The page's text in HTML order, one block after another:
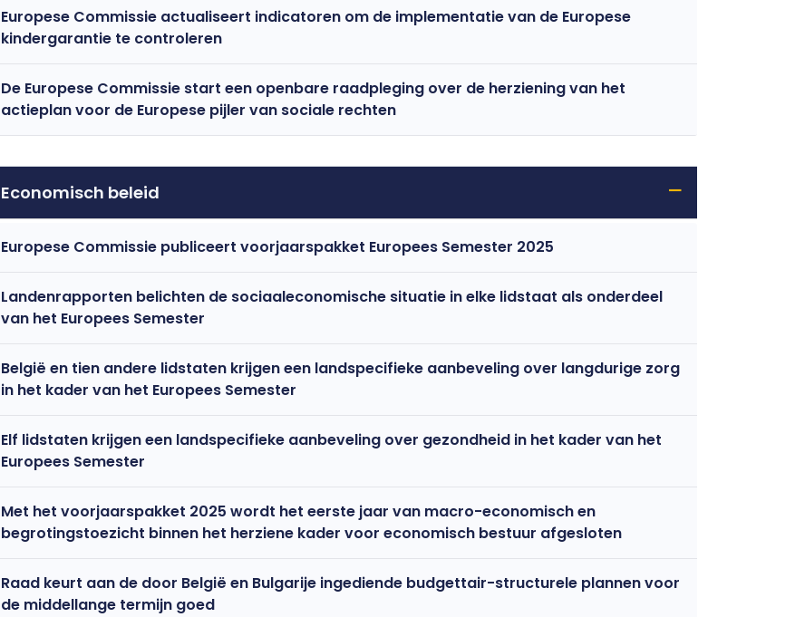
Europese Commissie actualiseert indicatoren om de implementatie van de Europese
kindergarantie te controleren
De Europese Commissie start een openbare raadpleging over de herziening van het
actieplan voor de Europese pijler van sociale rechten
Economisch beleid
Europese Commissie publiceert voorjaarspakket Europees Semester 2025
Landenrapporten belichten de sociaaleconomische situatie in elke lidstaat als onderdeel
van het Europees Semester
België en tien andere lidstaten krijgen een landspecifieke aanbeveling over langdurige zorg
in het kader van het Europees Semester
Elf lidstaten krijgen een landspecifieke aanbeveling over gezondheid in het kader van het
Europees Semester
Met het voorjaarspakket 2025 wordt het eerste jaar van macro-economisch en
begrotingstoezicht binnen het herziene kader voor economisch bestuur afgesloten
Raad keurt aan de door België en Bulgarije ingediende budgettair-structurele plannen voor
de middellange termijn goed